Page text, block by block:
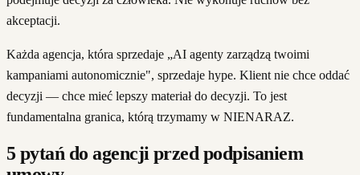
akceptacji.
Każda agencja, która sprzedaje „AI agenty zarządzą twoimi
kampaniami autonomicznie", sprzedaje hype. Klient nie chce oddać
decyzji — chce mieć lepszy materiał do decyzji. To jest
fundamentalna granica, którą trzymamy w NIENARAZ.
5 pytań do agencji przed podpisaniem